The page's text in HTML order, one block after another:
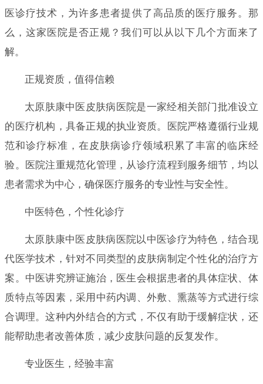
医诊疗技术，为许多患者提供了高品质的医疗服务。那
么，这家医院是否正规？我们可以从以下几个方面来了
解。
正规资质，值得信赖
太原肤康中医皮肤病医院是一家经相关部门批准设立
的医疗机构，具备正规的执业资质。医院严格遵循行业规
范和诊疗标准，在皮肤病诊疗领域积累了丰富的临床经
验。医院注重规范化管理，从诊疗流程到服务细节，均以
患者需求为中心，确保医疗服务的专业性与安全性。
中医特色，个性化诊疗
太原肤康中医皮肤病医院以中医诊疗为特色，结合现
代医学技术，针对不同类型的皮肤病制定个性化的治疗方
案。中医讲究辨证施治，医生会根据患者的具体症状、体
质特点等因素，采用中药内调、外敷、熏蒸等方式进行综
合调理。这种内外结合的方式，不仅有助于缓解症状，还
能帮助患者改善体质，减少皮肤问题的反复发作。
专业医生，经验丰富